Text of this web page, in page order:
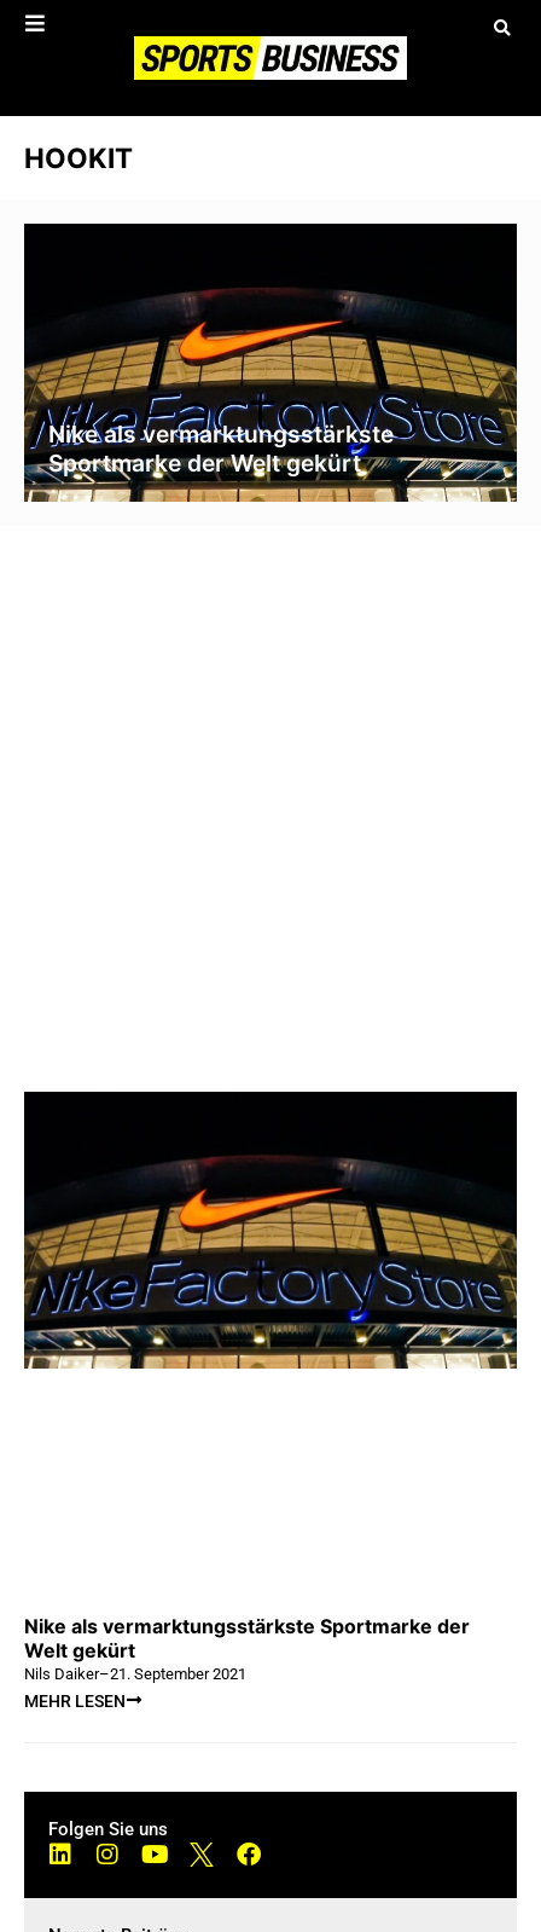
HOOKIT
Nike als vermarktungsstärkste
Sportmarke der Welt gekürt
Nike als vermarktungsstärkste Sportmarke der
Welt gekürt
Nils Daiker–21. September 2021
MEHR LESEN
Folgen Sie uns